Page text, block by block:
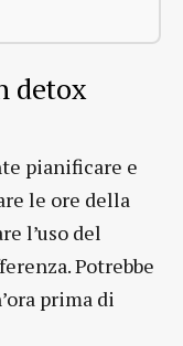
detox
pianificare e
le ore della
l’uso del
Potrebbe
prima di